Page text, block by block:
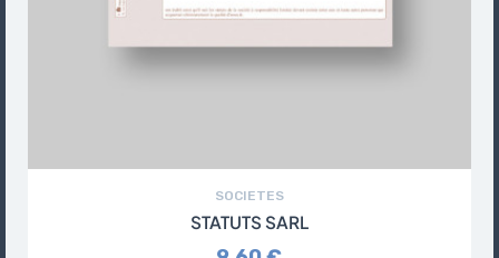
SOCIETES
STATUTS SARL